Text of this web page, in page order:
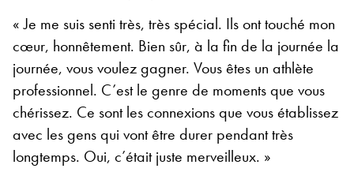
« Je me suis senti très, très spécial. Ils ont touché mon
cœur, honnêtement. Bien sûr, à la fin de la journée la
journée, vous voulez gagner. Vous êtes un athlète
professionnel. C’est le genre de moments que vous
chérissez. Ce sont les connexions que vous établissez
avec les gens qui vont être durer pendant très
longtemps. Oui, c’était juste merveilleux. »